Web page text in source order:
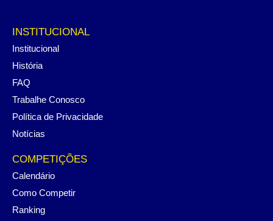
INSTITUCIONAL
Institucional
História
FAQ
Trabalhe Conosco
Política de Privacidade
Notícias
COMPETIÇÕES
Calendário
Como Competir
Ranking